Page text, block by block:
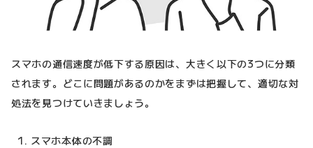
スマホの通信速度が低下する原因は、大きく以下の3つに分類
されます。どこに問題があるのかをまずは把握して、適切な対
処法を見つけていきましょう。
スマホ本体の不調